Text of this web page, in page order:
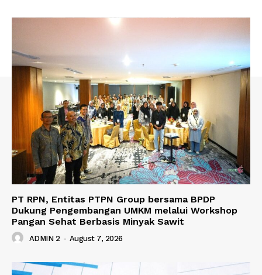
PT RPN, Entitas PTPN Group bersama BPDP
Dukung Pengembangan UMKM melalui Workshop
Pangan Sehat Berbasis Minyak Sawit
ADMIN 2 - August 7, 2026